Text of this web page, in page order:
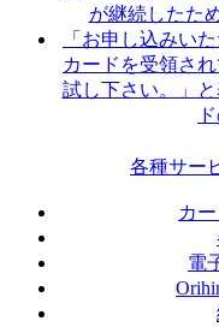
が継続したた
「お申し込みい
カードを受領さ
試し下さい。」
各種サー
カ
電